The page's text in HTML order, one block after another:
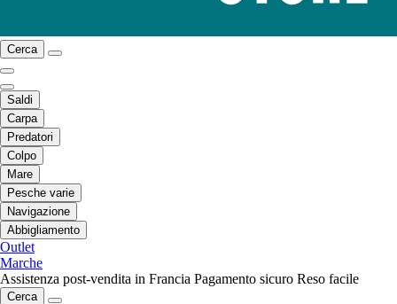
Cerca
Saldi
Carpa
Predatori
Colpo
Mare
Pesche varie
Navigazione
Abbigliamento
Outlet
Marche
Assistenza post-vendita in Francia Pagamento sicuro Reso facile
Cerca